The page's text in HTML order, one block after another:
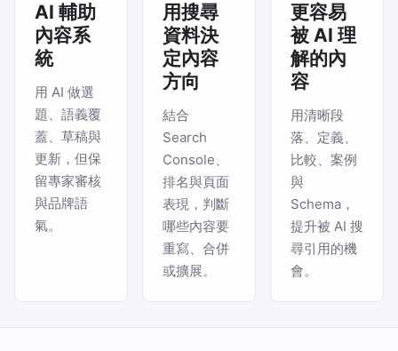
AI 輔助
內容系
統
用 AI 做選
題、語義覆
蓋、草稿與
更新，但保
留專家審核
與品牌語
氣。
用搜尋
資料決
定內容
方向
結合
Search
Console、
排名與頁面
表現，判斷
哪些內容要
重寫、合併
或擴展。
更容易
被 AI 理
解的內
容
用清晰段
落、定義、
比較、案例
與
Schema，
提升被 AI 搜
尋引用的機
會。